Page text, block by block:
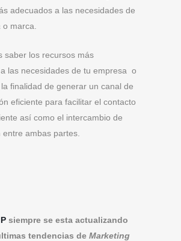
adecuados a las necesidades de
o marca.
saber los recursos más
las necesidades de tu empresa o
finalidad de generar un canal de
eficiente para facilitar el contacto
así como el intercambio de
entre ambas partes.
siempre se esta actualizando
tendencias de Marketing